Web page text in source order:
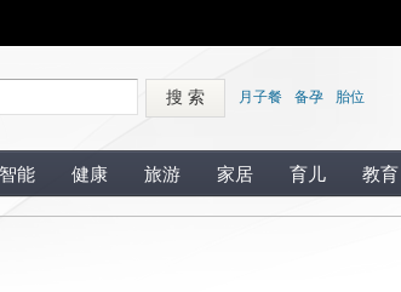
搜 索 月子餐 备孕 胎位
智能 健康 旅游 家居 育儿 教育